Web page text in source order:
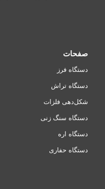
صفحات
دستگاه فرز
دستگاه تراش
شکل‌دهی فلزات
دستگاه سنگ زنی
دستگاه اره
دستگاه حفاری